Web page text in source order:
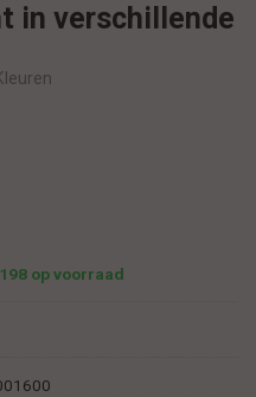
in verschillende
198 op voorraad